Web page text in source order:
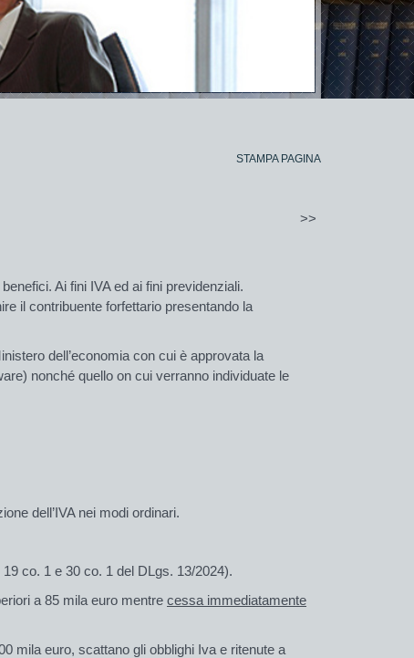
STAMPA PAGINA
>>
Ai fini IVA ed ai fini previdenziali.
il contribuente forfettario presentando la
dell’economia con cui è approvata la
nonché quello on cui verranno individuate le
dell’IVA nei modi ordinari.
co. 1 e 30 co. 1 del DLgs. 13/2024).
a 85 mila euro mentre cessa immediatamente
mila euro, scattano gli obblighi Iva e ritenute a